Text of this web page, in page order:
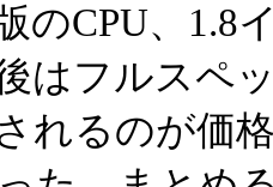
のCPU、1.8
はフルスペ
れるのが価